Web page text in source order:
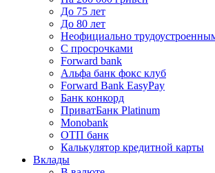
До 75 лет
До 80 лет
Неофициально
С просрочками
Forward bank
Альфа банк фокс клуб
Forward Bank EasyPay
Банк конкорд
ПриватБанк Platinum
Monobank
ОТП банк
Калькулятор кредитной карты
Вклады